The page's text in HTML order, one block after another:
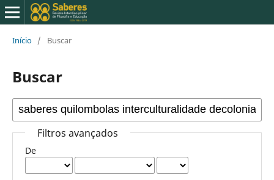
Início / Buscar
Buscar
Filtros avançados
De